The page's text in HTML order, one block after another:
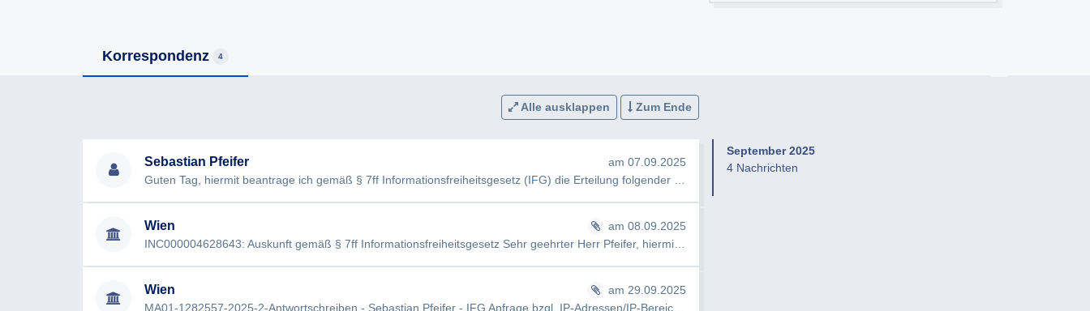
Korrespondenz 4
Alle ausklappen Zum Ende
Sebastian Pfeifer
am 07.09.2025
Wien
am 08.09.2025
Wien
am 29.09.2025
September 2025
4 Nachrichten